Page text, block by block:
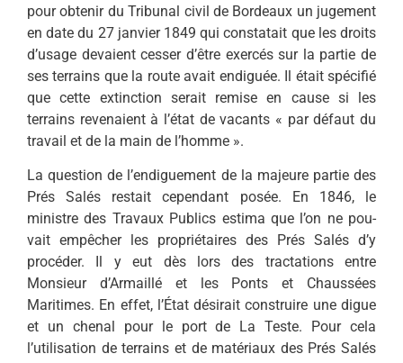
pour obtenir du Tribunal civil de Bordeaux un jugement
en date du 27 janvier 1849 qui constatait que les droits
d’usage devaient cesser d’être exercés sur la partie de
ses terrains que la route avait endiguée. Il était spécifié
que cette extinction serait remise en cause si les
terrains revenaient à l’état de vacants « par défaut du
travail et de la main de l’homme ».
La question de l’endiguement de la majeure partie des
Prés Salés restait cependant posée. En 1846, le
ministre des Travaux Publics estima que l’on ne pou­
vait empêcher les propriétaires des Prés Salés d’y
procéder. Il y eut dès lors des tractations entre
Monsieur d’Armaillé et les Ponts et Chaussées
Maritimes. En effet, l’État désirait construire une digue
et un chenal pour le port de La Teste. Pour cela
l’utilisation de terrains et de matériaux des Prés Salés